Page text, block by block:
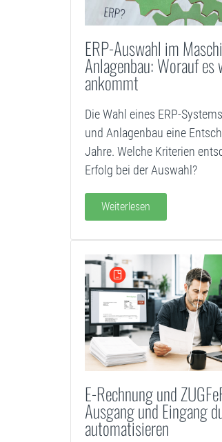
ERP-Auswahl im
Anlagenbau: Worauf
ankommt
Die Wahl eines ERP-
und Anlagenbau eine
Jahre. Welche Kriterien
Erfolg bei der Auswahl?
Weiterlesen
E-Rechnung und
Ausgang und Eingang
automatisieren